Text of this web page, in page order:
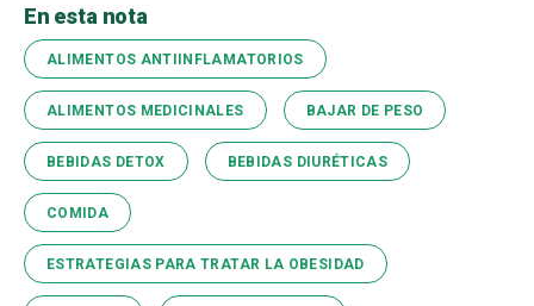
En esta nota
ALIMENTOS ANTIINFLAMATORIOS
ALIMENTOS MEDICINALES BAJAR DE PESO
BEBIDAS DETOX BEBIDAS DIURÉTICAS
COMIDA
ESTRATEGIAS PARA TRATAR LA OBESIDAD